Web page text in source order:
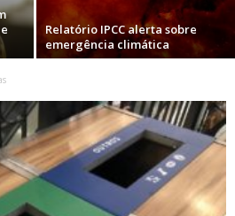
Relatório IPCC alerta sobre
emergência climática